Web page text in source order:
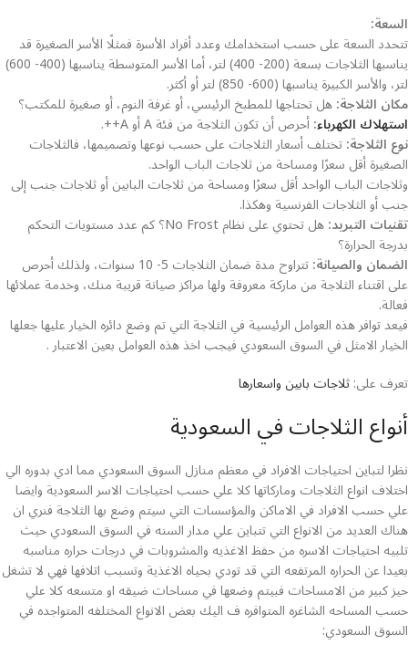
السعة:
تتحدد السعة على حسب استخدامك وعدد أفراد الأسرة فمثلًا الأسر الصغيرة قد
يناسبها الثلاجات بسعة (200- 400) لتر، أما الأسر المتوسطة يناسبها (400- 600)
لتر، والأسر الكبيرة يناسبها (600- 850) لتر أو أكثر.
مكان الثلاجة:هل تحتاجها للمطبخ الرئيسي، أو غرفة النوم، أو صغيرة للمكتب؟
استهلاك الكهرباء:أحرص أن تكون الثلاجة من فئة A أو A++.
نوع الثلاجة:تختلف أسعار الثلاجات على حسب نوعها وتصميمها، فالثلاجات
الصغيرة أقل سعرًا ومساحة من ثلاجات الباب الواحد.
وثلاجات الباب الواحد أقل سعرًا ومساحة من ثلاجات البابين أو ثلاجات جنب إلى
جنب أو الثلاجات الفرنسية وهكذا.
تقنيات التبريد: هل تحتوي على نظام No Frost؟ كم عدد مستويات التحكم
بدرجة الحرارة؟
الضمان والصيانة: تتراوح مدة ضمان الثلاجات 5- 10 سنوات، ولذلك أحرص
على اقتناء الثلاجة من ماركة معروفة ولها مراكز صيانة قريبة منك، وخدمة عملائها
فعالة.
فيعد توافر هذه العوامل الرئيسية في الثلاجة التي تم وضع دائره الخيار عليها جعلها
الخيار الامثل في السوق السعودي فيجب اخذ هذه العوامل بعين الاعتبار .
تعرف على:ثلاجات بابين واسعارها
أنواع الثلاجات في السعودية
نظرا لتباين احتياجات الافراد في معظم منازل السوق السعودي مما ادي بدوره الي
اختلاف انواع الثلاجات وماركاتها كلا علي حسب احتياجات الاسر السعودية وايضا
علي حسب الافراد في الاماكن والمؤسسات التي سيتم وضع بها الثلاجة فنري ان
هناك العديد من الانواع التي تتباين علي مدار السنه في السوق السعودي حيث
تلبيه احتياجات الاسره من حفظ الاغذيه والمشروبات في درجات حراره مناسبه
بعيدا عن الحراره المرتفعه التي قد تودي بحياه الاغذية وتسبب اتلافها فهي لا تشغل
حيز كبير من الامساحات فبيتم وضعها في مساحات ضيقه او متسعه كلا علي
حسب المساحه الشاغره المتوافره ف اليك بعض الانواع المختلفه المتواجده في
السوق السعودي: